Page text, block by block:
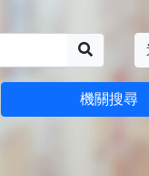
機關搜尋